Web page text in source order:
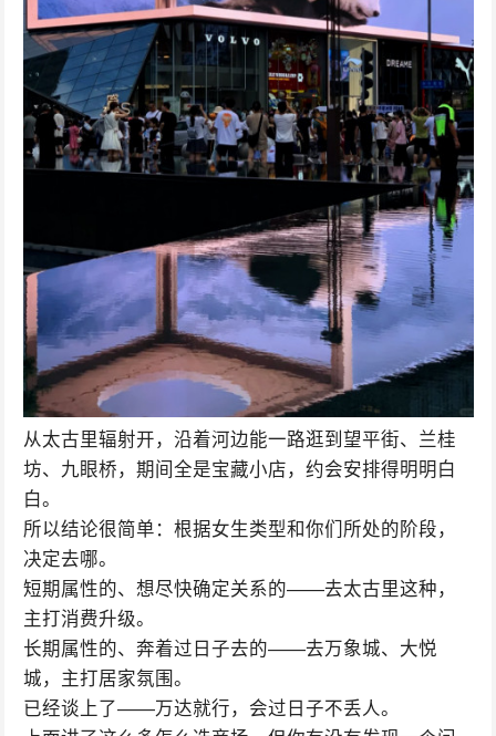
从太古里辐射开，沿着河边能一路逛到望平街、兰桂
坊、九眼桥，期间全是宝藏小店，约会安排得明明白
白。
所以结论很简单：根据女生类型和你们所处的阶段，
决定去哪。
短期属性的、想尽快确定关系的——去太古里这种，
主打消费升级。
长期属性的、奔着过日子去的——去万象城、大悦
城，主打居家氛围。
已经谈上了——万达就行，会过日子不丢人。